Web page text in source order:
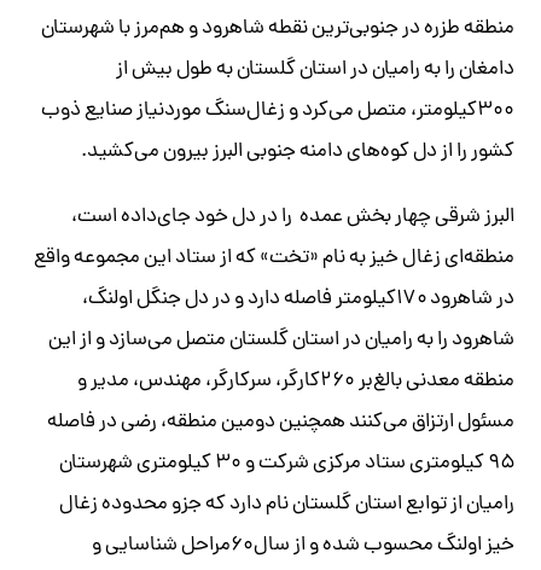
منطقه طزره در جنوبی‌ترین نقطه شاهرود و هم‌مرز با شهرستان
دامغان را به رامیان در استان گلستان به طول بیش از
۳۰۰کیلومتر، متصل می‌کرد و زغال‌سنگ موردنیاز صنایع ذوب
کشور را از دل کوه‌های دامنه جنوبی البرز بیرون می‌کشید.
البرز شرقی چهار بخش عمده را در دل خود جای‌داده است،
منطقه‌ای زغال خیز به نام «تخت» که از ستاد این مجموعه واقع
در شاهرود ۱۷۰کیلومتر فاصله دارد و در دل جنگل اولنگ،
شاهرود را به رامیان در استان گلستان متصل می‌سازد و از این
منطقه معدنی بالغ‌بر ۲۶۰کارگر، سرکارگر، مهندس، مدیر و
مسئول ارتزاق می‌کنند همچنین دومین منطقه، رضی در فاصله
۹۵ کیلومتری ستاد مرکزی شرکت و ۳۰ کیلومتری شهرستان
رامیان از توابع استان گلستان نام دارد که جزو محدوده زغال
خیز اولنگ محسوب شده و از سال۶۰مراحل شناسایی و